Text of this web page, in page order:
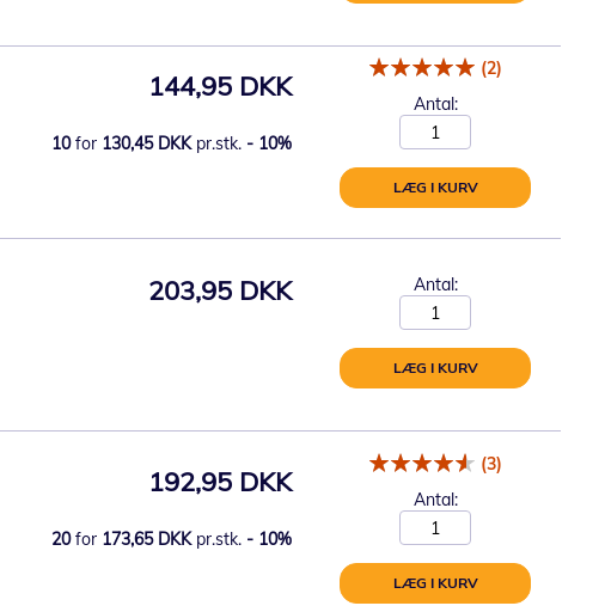
144,95 DKK
10for 130,45 DKK pr.stk. - 10%
(2)
Antal:
LÆG I KURV
203,95 DKK Antal:
LÆG I KURV
192,95 DKK
20for 173,65 DKK pr.stk. - 10%
(3)
Antal:
LÆG I KURV